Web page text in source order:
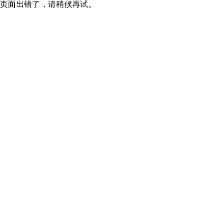
页面出错了，请稍候再试。